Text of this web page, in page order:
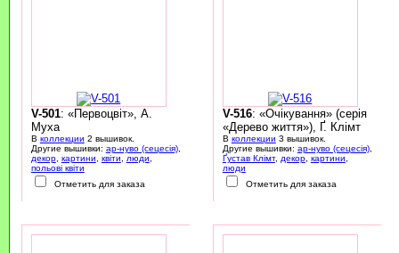
V-501: «Первоцвіт», А.
Муха
В коллекции 2 вышивок.
Другие вышивки: ар-нуво (сецесія),
декор, картини квіти люди
польові квіти
Отметить для заказа
V-516: «Очікування» (серія
«Дерево життя»), Ґ. Клімт
В коллекции 3 вышивок.
Другие вышивки: ар-нуво (сецесія),
Ґустав Клімт, декор, картини
люди
Отметить для заказа